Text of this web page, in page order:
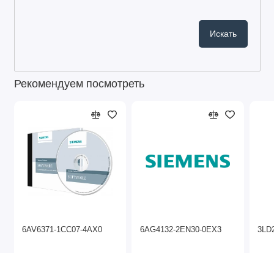
Рекомендуем посмотреть
6AV6371-1CC07-4AX0 6AG4132-2EN30-0EX3